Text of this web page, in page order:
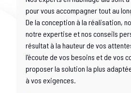
pour vous accompagner tout au
De la conception à la réalisation,
notre expertise et nos conseils
résultat à la hauteur de vos
l'écoute de vos besoins et de vos
proposer la solution la plus
à vos exigences.